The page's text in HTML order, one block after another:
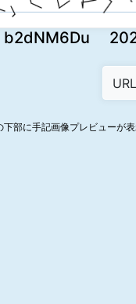
部に手記画像プレビューが